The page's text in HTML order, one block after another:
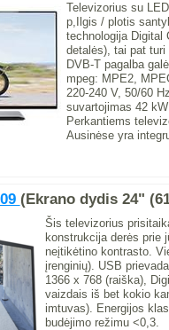
Televizorius su
p,Ilgis / plotis
technologija Digital
detalės), tai pat
DVB-T pagalba
mpeg: MPE2,
220-240 V, 50/60
suvartojimas 42
Perkantiems
Ausinėse yra
(Ekrano dydis 24"
Šis televizorius
konstrukcija derės prie
neįtikėtino kontrasto.
įrenginių). USB
1366 x 768 (raiška),
vaizdais iš bet kokio
imtuvas). Energijos
budėjimo režimu <0,3.